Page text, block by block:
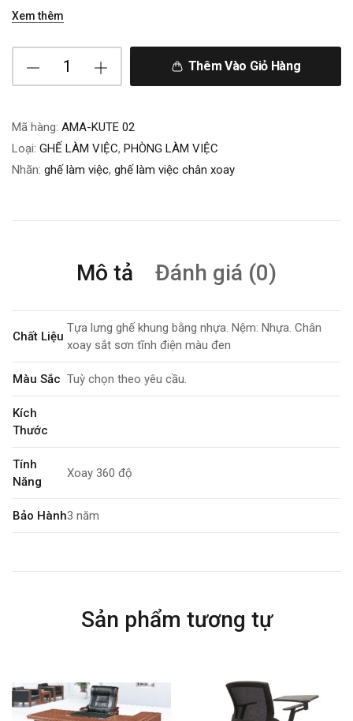
Xem thêm
Thêm Vào Giỏ Hàng
Mã hàng: AMA-KUTE 02
Loại: GHẾ LÀM VIỆC, PHÒNG LÀM VIỆC
Nhãn: ghế làm việc, ghế làm việc chân xoay
Mô tả Đánh giá (0)
Chất Liệu
Tựa lưng ghế khung bằng nhựa. Nệm: Nhựa. Chân
xoay sắt sơn tĩnh điện màu đen
Màu Sắc Tuỳ chọn theo yêu cầu.
Kích
Thước
Tính
Năng
Xoay 360 độ
Bảo Hành3 năm
Sản phẩm tương tự